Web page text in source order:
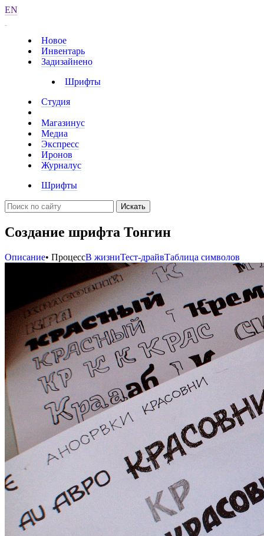
EN
Новое
Инвентарь
Задизайнено
Шрифты
Студия
Магазинус
Медиа
Экспресс
Иронов
Журналус
Шрифты
Искать
Создание шрифта Тонгин
Описание• ПроцессВ жизниТест-драйвТаблица символов